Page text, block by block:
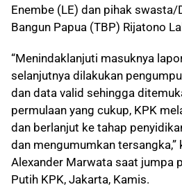
Enembe (LE) dan pihak swasta/
Bangun Papua (TBP) Rijatono
“Menindaklanjuti masuknya
selanjutnya dilakukan
dan data valid sehingga
permulaan yang cukup, KPK
dan berlanjut ke tahap
dan mengumumkan tersangka,”
Alexander Marwata saat jumpa
Putih KPK, Jakarta, Kamis.